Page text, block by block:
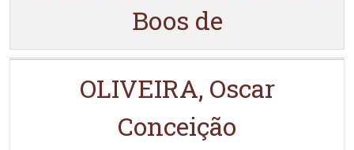
Boos de
OLIVEIRA, Oscar
Conceição